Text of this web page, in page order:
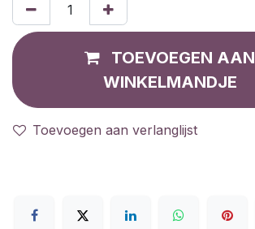
TOEVOEGEN AAN
WINKELMANDJE
Toevoegen aan verlanglijst